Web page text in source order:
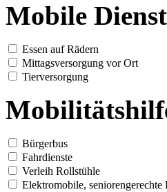
Mobile
Essen auf Rädern
Mittagsversorgung vor Ort
Tierversorgung
Bürgerbus
Fahrdienste
Verleih Rollstühle
Elektromobile, seniorengerechte